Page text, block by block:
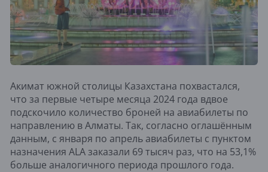
Акимат южной столицы Казахстана похвастался,
что за первые четыре месяца 2024 года вдвое
подскочило количество броней на авиабилеты по
направлению в Алматы. Так, согласно оглашённым
данным, с января по апрель авиабилеты с пунктом
назначения ALA заказали 69 тысяч раз, что на 53,1%
больше аналогичного периода прошлого года.